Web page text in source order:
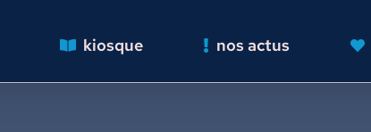
kiosque nos actus